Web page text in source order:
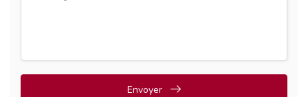
Envoyer